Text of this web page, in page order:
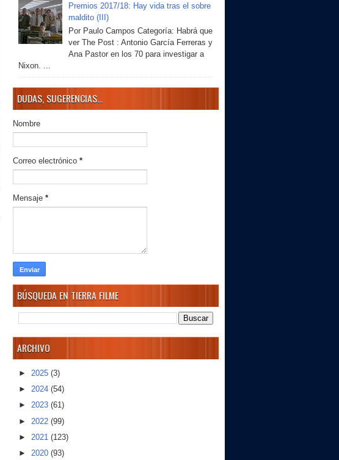
Premios 2017/18: Hay vida tras el sobre
maldito (III)
Por Paulo Campos Categoría: Habrá que
ver The Post : Antonio García Ferreras y
Ana Pastor en los 70 para investigar a
Nixon. ...
DUDAS, SUGERENCIAS...
Nombre
Correo electrónico *
Mensaje *
BÚSQUEDA EN TIERRA FILME
ARCHIVO
► 2025 (3)
► 2024 (54)
► 2023 (61)
► 2022 (99)
► 2021 (123)
► 2020 (93)